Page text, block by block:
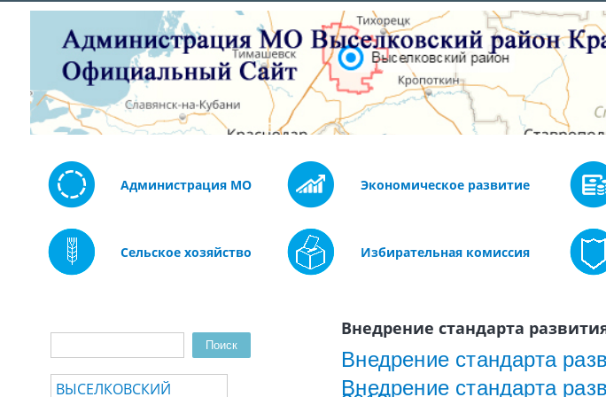
Администрация МО Экономическое развитие
Сельское хозяйство Избирательная комиссия
Внедрение стандарта
Внедрение стандарта
Внедрение стандарта
Поиск
ВЫСЕЛКОВСКИЙ